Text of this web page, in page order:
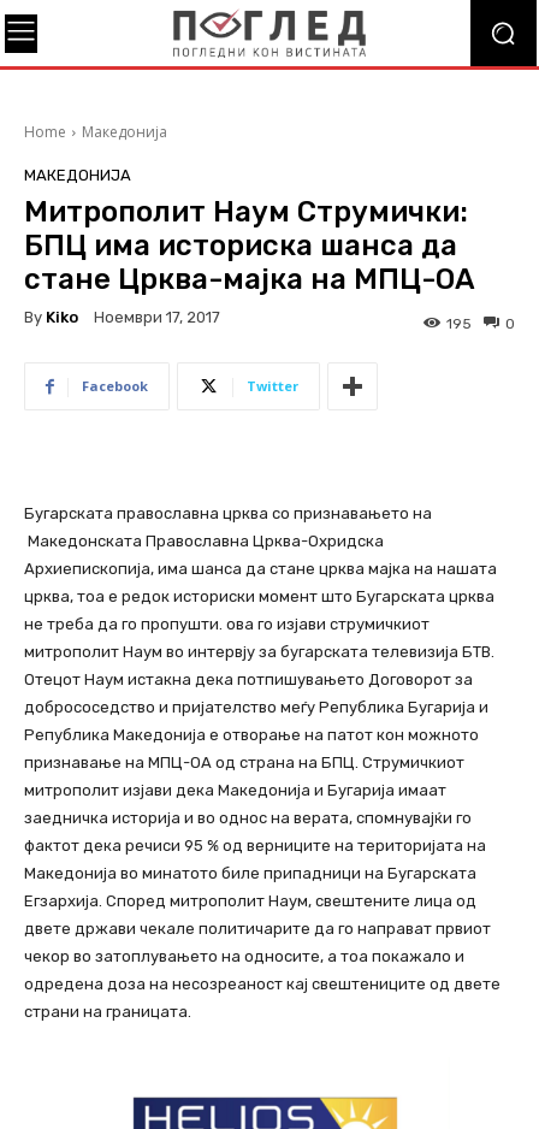
Home Македонија
МАКЕДОНИЈА
Митрополит Наум Струмички:
БПЦ има историска шанса да
стане Црква-мајка на МПЦ-ОА
By Kiko Ноември 17, 2017 0
195
Facebook Twitter
Бугарската православна црква со признавањето на
Македонската Православна Црква-Охридска
Архиепископија, има шанса да стане црква мајка на нашата
црква, тоа е редок историски момент што Бугарската црква
не треба да го пропушти. ова го изјави струмичкиот
митрополит Наум во интервју за бугарската телевизија БТВ.
Отецот Наум истакна дека потпишувањето Договорот за
добрососедство и пријателство меѓу Република Бугарија и
Република Македонија е отворање на патот кон можното
признавање на МПЦ-ОА од страна на БПЦ. Струмичкиот
митрополит изјави дека Македонија и Бугарија имаат
заедничка историја и во однос на верата, спомнувајќи го
фактот дека речиси 95 % од верниците на територијата на
Македонија во минатото биле припадници на Бугарската
Егзархија. Според митрополит Наум, свештените лица од
двете држави чекале политичарите да го направат првиот
чекор во затоплувањето на односите, а тоа покажало и
одредена доза на несозреаност кај свештениците од двете
страни на границата.